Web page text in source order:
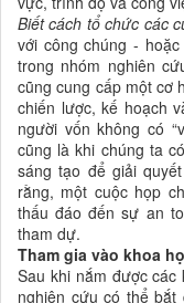
Biết cách tổ chức các
với công chúng -
trong nhóm nghiên
cũng cung cấp một cơ
chiến lược, kế hoạch
người vốn không có
cũng là khi chúng ta
sáng tạo để giải
rằng, một cuộc họp
thấu đáo đến sự an
tham dự.
Tham gia vào khoa
Sau khi nắm được
nghiên cứu có thể bắt